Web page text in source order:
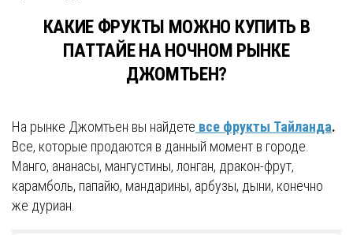
КАКИЕ ФРУКТЫ МОЖНО КУПИТЬ В
ПАТТАЙЕ НА НОЧНОМ РЫНКЕ
ДЖОМТЬЕН?
На рынке Джомтьен вы найдете все фрукты Тайланда.
Все, которые продаются в данный момент в городе.
Манго, ананасы, мангустины, лонган, дракон-фрут,
карамболь, папайю, мандарины, арбузы, дыни, конечно
же дуриан.